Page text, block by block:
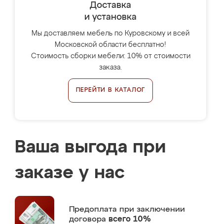
Доставка
и установка
Мы доставляем мебель по Куровскому и всей
Московской области бесплатно!
Стоимость сборки мебели: 10% от стоимости
заказа.
ПЕРЕЙТИ В КАТАЛОГ
Ваша выгода при
заказе у нас
Предоплата при заключении
договора всего 10%